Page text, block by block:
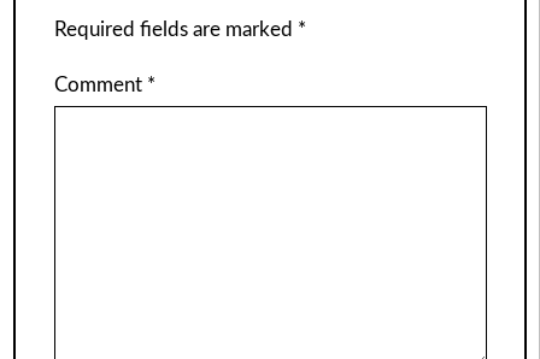
Required fields are marked *
Comment *